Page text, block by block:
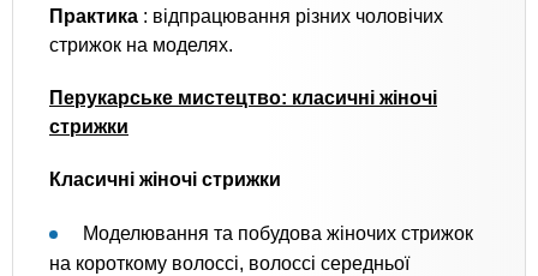
Практика : відпрацювання різних чоловічих
стрижок на моделях.
Перукарське мистецтво: класичні жіночі
стрижки
Класичні жіночі стрижки
Моделювання та побудова жіночих стрижок
на короткому волоссі, волоссі середньої